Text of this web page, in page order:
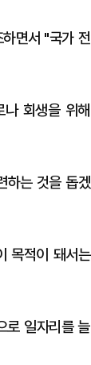
면서 "국가 전
회생을 위해
하는 것을 돕겠
목적이 돼서는
로 일자리를 늘